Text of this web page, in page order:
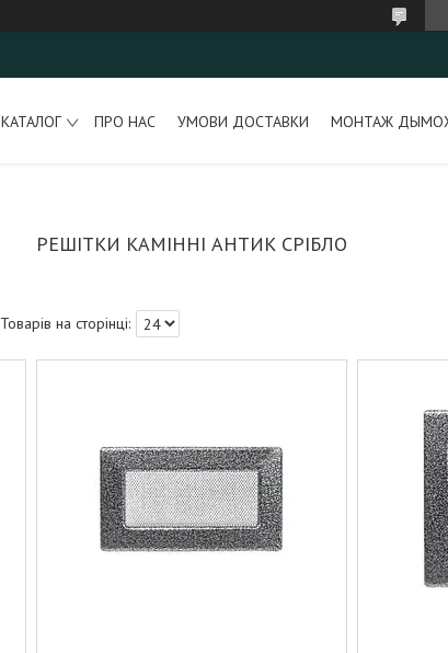
КАТАЛОГ ПРО НАС УМОВИ ДОСТАВКИ МОНТАЖ
РЕШІТКИ КАМІННІ АНТИК СРІБЛО